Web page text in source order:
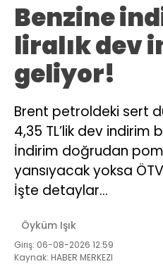
Benzine
liralık dev
geliyor!
Brent petroldeki sert
4,35 TL’lik dev indirim
İndirim doğrudan
yansıyacak yoksa
İşte detaylar…
Öyküm Işık
Giriş: 06-08-2026 12:59
Kaynak: HABER MERKEZI